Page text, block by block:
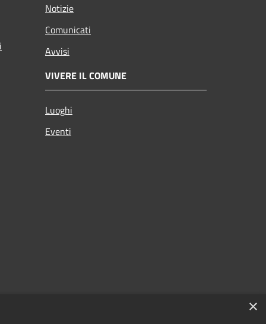
Notizie
Comunicati
Avvisi
VIVERE IL COMUNE
Luoghi
Eventi
×